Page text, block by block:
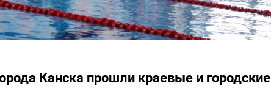
Канска прошли краевые и городские